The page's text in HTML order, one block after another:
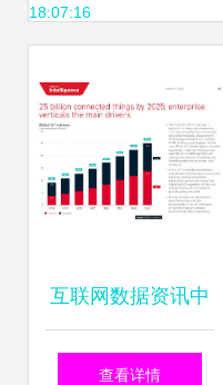
18:07:16
互联网数据资讯中
心199it 专业、开
查看详情